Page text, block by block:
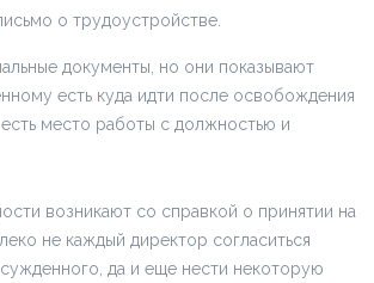
о трудоустройстве.
документы, но они показывают
есть куда идти после освобождения
место работы с должностью и
возникают со справкой о принятии на
не каждый директор согласиться
да и еще нести некоторую